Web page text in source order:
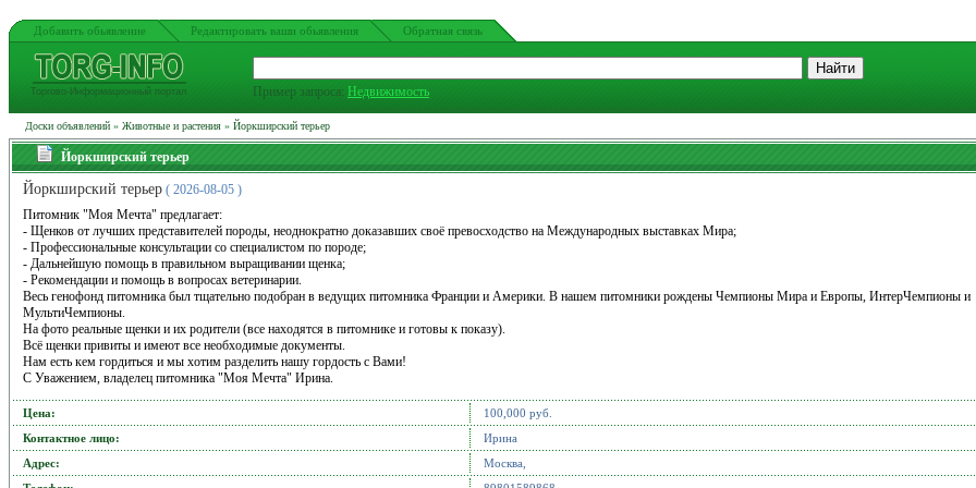
Добавить обьявление Редактировать ваши обьявления Обратная связь
Торгово-Информационный портал Пример запроса: Недвижимость
Доски объявлений » Животные и растения » Йоркширский терьер
Йоркширский терьер
Йоркширский терьер ( 2026-08-05 )
Питомник "Моя Мечта" предлагает:
- Щенков от лучших представителей породы, неоднократно доказавших своё превосходство на Международных выставках Мира;
- Профессиональные консультации со специалистом по породе;
- Дальнейшую помощь в правильном выращивании щенка;
- Рекомендации и помощь в вопросах ветеринарии.
Весь генофонд питомника был тщательно подобран в ведущих питомника Франции и Америки. В нашем питомники рождены Чемпионы Мира и Европы, ИнтерЧемпионы и
МультиЧемпионы.
На фото реальные щенки и их родители (все находятся в питомнике и готовы к показу).
Всё щенки привиты и имеют все необходимые документы.
Нам есть кем гордиться и мы хотим разделить нашу гордость с Вами!
С Уважением, владелец питомника "Моя Мечта" Ирина.
Цена:
100,000 руб.
Контактное лицо:
Ирина
Адрес:
Москва,